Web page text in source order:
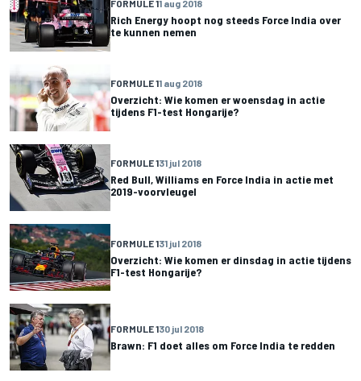
FORMULE 11 aug 2018
Rich Energy hoopt nog steeds Force India over
te kunnen nemen
FORMULE 11 aug 2018
Overzicht: Wie komen er woensdag in actie
tijdens F1-test Hongarije?
FORMULE 131 jul 2018
Red Bull, Williams en Force India in actie met
2019-voorvleugel
FORMULE 131 jul 2018
Overzicht: Wie komen er dinsdag in actie tijdens
F1-test Hongarije?
FORMULE 130 jul 2018
Brawn: F1 doet alles om Force India te redden